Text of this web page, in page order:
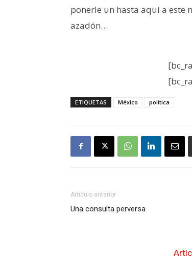
ponerle un hasta aquí a este
azadón…
ETIQUETAS México política
Artículo anterior
Una consulta perversa